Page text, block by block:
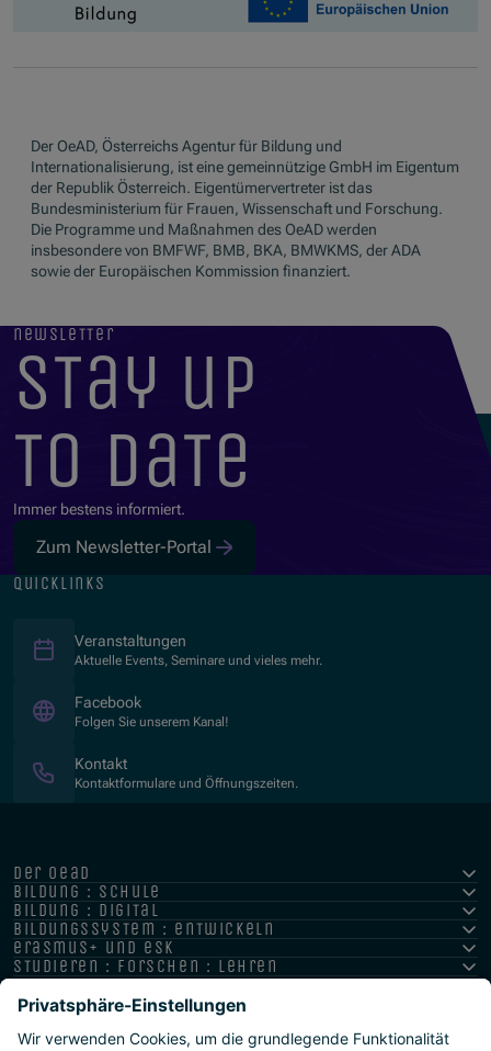
Der OeAD, Österreichs Agentur für Bildung und
Internationalisierung, ist eine gemeinnützige GmbH im Eigentum
der Republik Österreich. Eigentümervertreter ist das
Bundesministerium für Frauen, Wissenschaft und Forschung.
Die Programme und Maßnahmen des OeAD werden
insbesondere von BMFWF, BMB, BKA, BMWKMS, der ADA
sowie der Europäischen Kommission finanziert.
newsletter
stay up
to date
Immer bestens informiert.
Zum Newsletter-Portal
quicklinks
Veranstaltungen
Aktuelle Events, Seminare und vieles mehr.
Facebook(Öffnet in neuem Fenster)
Folgen Sie unserem Kanal!
Kontakt
Kontaktformulare und Öffnungszeiten.
der oead
bildung : schule
bildung : digital
bildungssystem : entwickeln
erasmus+ und esk
studieren : forschen : lehren
hochschule : strategie : international